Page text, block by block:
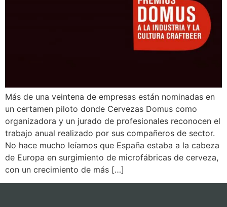
Más de una veintena de empresas están nominadas en
un certamen piloto donde Cervezas Domus como
organizadora y un jurado de profesionales reconocen el
trabajo anual realizado por sus compañeros de sector.
No hace mucho leíamos que España estaba a la cabeza
de Europa en surgimiento de microfábricas de cerveza,
con un crecimiento de más […]